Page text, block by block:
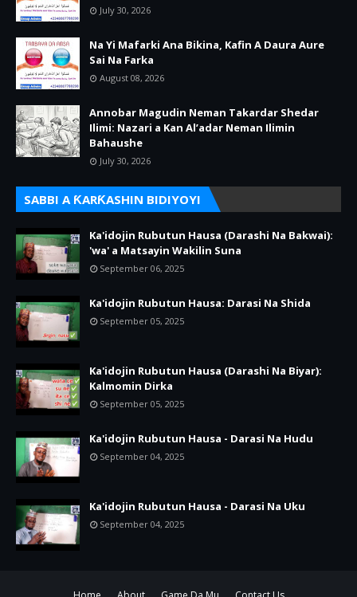
July 30, 2026
Na Yi Mafarki Ana Bikina, Kafin A Daura Aure
Sai Na Farka
August 08, 2026
Annobar Magudin Neman Takardar Shedar
Ilimi: Nazari a Kan Al’adar Neman Ilimin
Bahaushe
July 30, 2026
SABBI A ƘARƘASHIN BIDIYOYI
Ka'idojin Rubutun Hausa (Darashi Na Bakwai):
'wa' a Matsayin Wakilin Suna
September 06, 2025
Ka'idojin Rubutun Hausa: Darasi Na Shida
September 05, 2025
Ka'idojin Rubutun Hausa (Darashi Na Biyar):
Kalmomin Dirka
September 05, 2025
Ka'idojin Rubutun Hausa - Darasi Na Hudu
September 04, 2025
Ka'idojin Rubutun Hausa - Darasi Na Uku
September 04, 2025